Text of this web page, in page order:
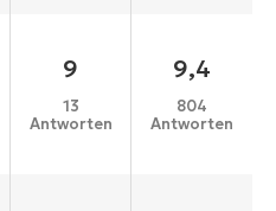
9
13
Antworten
9,4
804
Antworten